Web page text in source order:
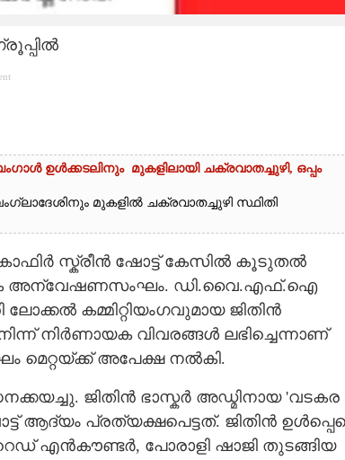
ഉൾക്കടലിനും മുകളിലായി ചക്രവാതച്ചുഴി, ഒപ്പം
മുകളിൽ ചക്രവാതച്ചുഴി സ്ഥിതി
സ്ക്രീൻ ഷോട്ട് കേസിൽ കൂടുതൽ
അന്വേഷണസംഘം. ഡി.വൈ.എഫ്.ഐ
കമ്മിറ്റിയംഗവുമായ ജിതിൻ
നിർണായക വിവരങ്ങൾ ലഭിച്ചെന്നാണ്
മെറ്റയ്ക്ക് അപേക്ഷ നൽകി.
ജിതിൻ ഭാസ്കർ അഡ്മിനായ 'വടകര
ആദ്യം പ്രത്യക്ഷപെട്ടത്. ജിതിൻ
എൻകൗണ്ടർ, പോരാളി ഷാജി തുടങ്ങിയ